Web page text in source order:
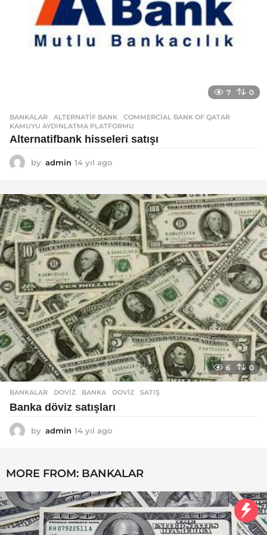
7 0
BANKALAR ALTERNATIF BANK ,COMMERCIAL BANK OF QATAR
KAMUYU AYDINLATMA PLATFORMU
Alternatifbank hisseleri satışı
by admin 14 yıl ago
ı
l
a
g
o
6 0
BANKALAR ,DOVIZ BANKA ,DOVIZ ,SATIŞ
Banka döviz satışları
by admin 14 yıl ago
l
g
o
MORE FROM: BANKALAR